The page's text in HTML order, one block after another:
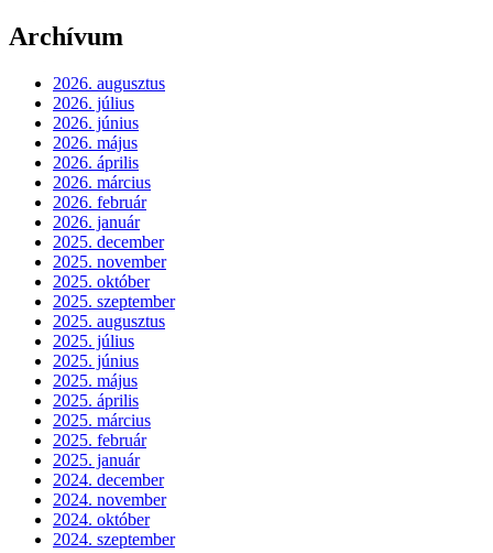
Archívum
2026. augusztus
2026. július
2026. június
2026. május
2026. április
2026. március
2026. február
2026. január
2025. december
2025. november
2025. október
2025. szeptember
2025. augusztus
2025. július
2025. június
2025. május
2025. április
2025. március
2025. február
2025. január
2024. december
2024. november
2024. október
2024. szeptember